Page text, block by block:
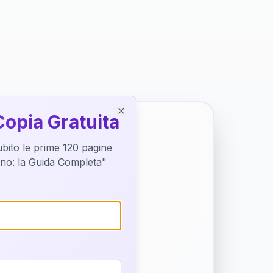
di
Gratuita
le prime 120 pagine
la Guida Completa"